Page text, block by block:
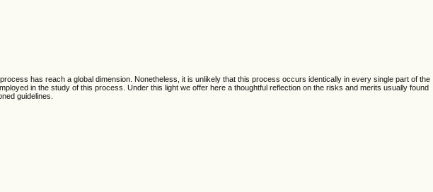
has reach a global dimension. Nonetheless, it is unlikely that this process occurs identically in every single part of the
in the study of this process. Under this light we offer here a thoughtful reflection on the risks and merits usually found
guidelines.